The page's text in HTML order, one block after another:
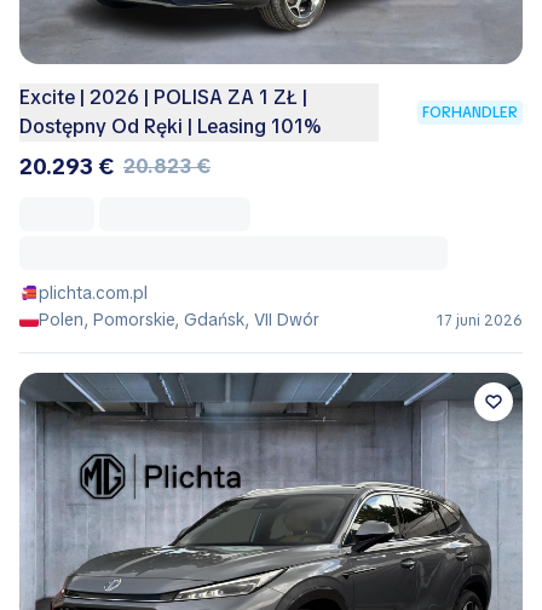
Excite | 2026 | POLISA ZA 1 ZŁ |
Dostępny Od Ręki | Leasing 101%
FORHANDLER
20.293 € 20.823 €
plichta.com.pl
Polen, Pomorskie, Gdańsk, VII Dwór
17 juni 2026